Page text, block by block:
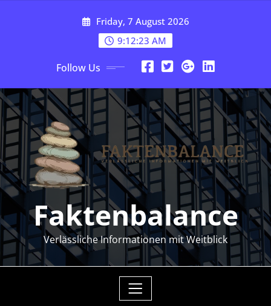
Friday, 7 August 2026
9:12:24 AM
Follow Us
Faktenbalance
Verlässliche Informationen mit Weitblick